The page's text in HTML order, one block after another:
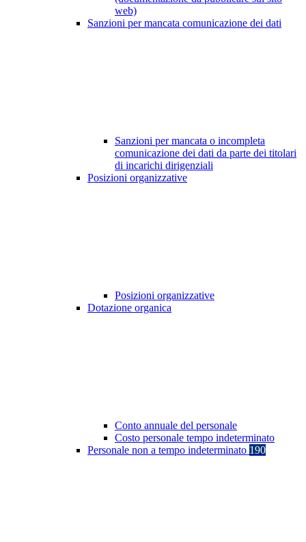
web)
Sanzioni per mancata comunicazione dei dati
Sanzioni per mancata o incompleta
comunicazione dei dati da parte dei titolari
di incarichi dirigenziali
Posizioni organizzative
Posizioni organizzative
Dotazione organica
Conto annuale del personale
Costo personale tempo indeterminato
Personale non a tempo indeterminato 190